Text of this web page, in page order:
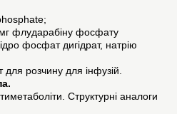
флударабіну фосфату
фосфат дигідрат, натрію
розчину для інфузій.
Структурні аналоги